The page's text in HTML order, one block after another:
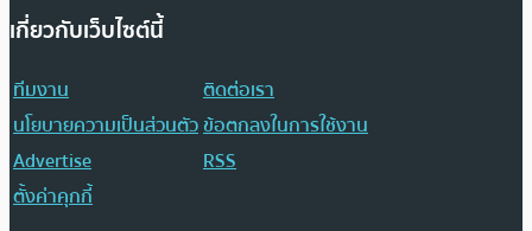
เกี่ยวกับเว็บไซต์นี้
ทีมงาน
ติดต่อเรา
นโยบายความเป็นส่วนตัวข้อตกลงในการใช้งาน
Advertise
RSS
ตั้งค่าคุกกี้